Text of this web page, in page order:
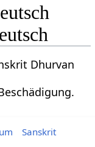
Dhurvan
Sanskrit